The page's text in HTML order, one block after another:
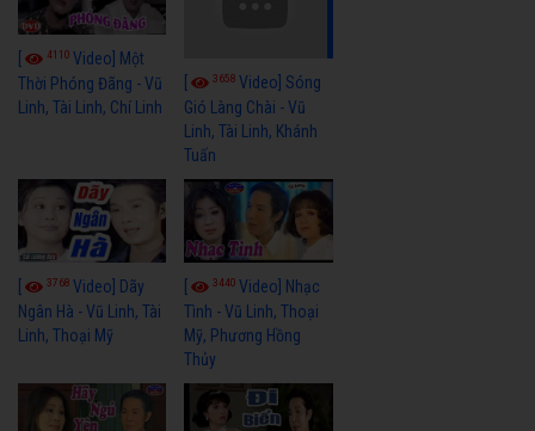
4110 Video] Một
Thời Phóng Đãng - Vũ
Linh, Tài Linh, Chí Linh
3658Video] Sóng
Gió Làng Chài - Vũ
Linh, Tài Linh, Khánh
Tuấn
3768 Video] Dãy
Ngân Hà - Vũ Linh, Tài
Linh, Thoại Mỹ
3440Video] Nhạc
Tình - Vũ Linh, Thoại
Mỹ, Phương Hồng
Thủy